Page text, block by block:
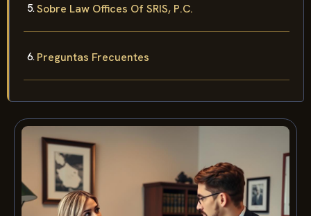
Sobre Law Offices Of SRIS, P.C.
Preguntas Frecuentes